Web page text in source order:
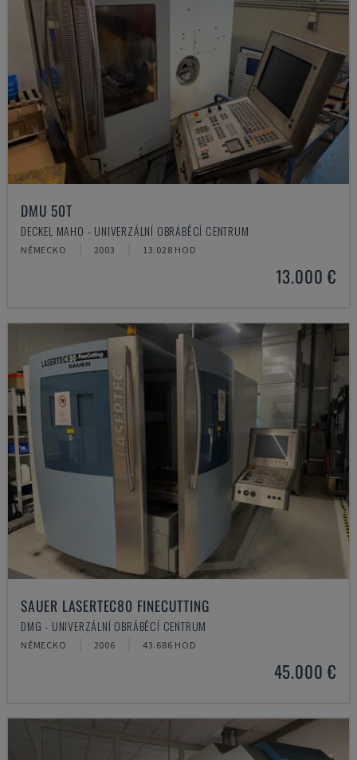
DMU 50T
DECKEL MAHO - UNIVERZÁLNÍ OBRÁBĚCÍ CENTRUM
NĚMECKO 2003 13.028 HOD
13.000 €
SAUER LASERTEC80 FINECUTTING
DMG - UNIVERZÁLNÍ OBRÁBĚCÍ CENTRUM
NĚMECKO 2006 43.686 HOD
45.000 €